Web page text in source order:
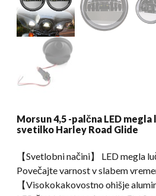
Morsun 4,5 -palčna LED
svetilko Harley Road Glide
【Svetlobni načini】 LED megla
Povečajte varnost v slabem
【Visokokakovostno ohišje